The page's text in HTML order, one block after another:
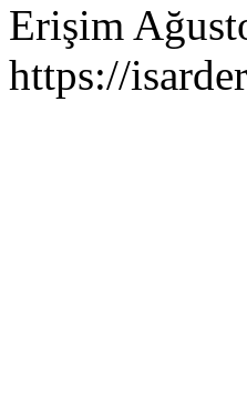
Erişim
https://